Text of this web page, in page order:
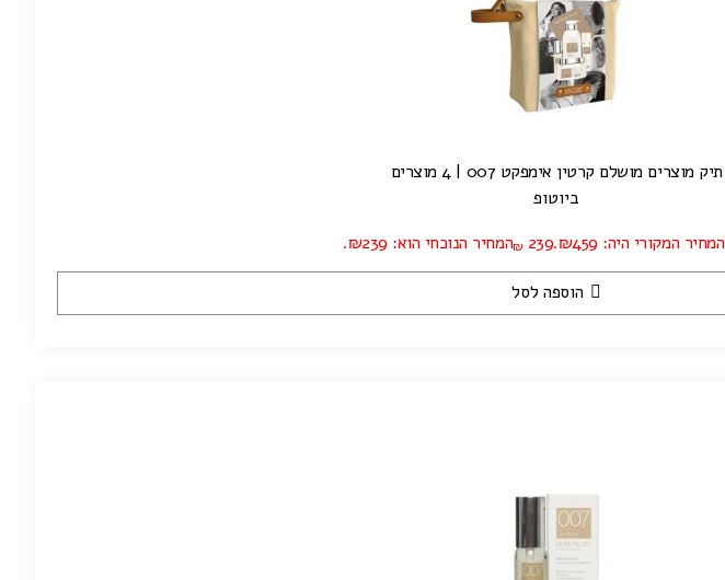
תיק מוצרים מושלם קרטין אימפקט 007 | 4 מוצרים
ביוטופ
המחיר המקורי היה: ₪459. ₪ 239 המחיר הנוכחי הוא: ₪239.
הוספה לסל